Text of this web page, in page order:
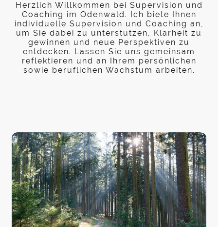
Herzlich Willkommen bei Supervision und
Coaching im Odenwald. Ich biete Ihnen
individuelle Supervision und Coaching an,
um Sie dabei zu unterstützen, Klarheit zu
gewinnen und neue Perspektiven zu
entdecken. Lassen Sie uns gemeinsam
reflektieren und an Ihrem persönlichen
sowie beruflichen Wachstum arbeiten.